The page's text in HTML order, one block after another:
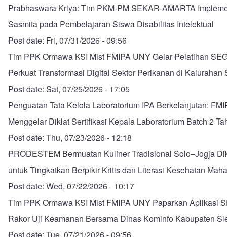
Prabhaswara Kriya: Tim PKM-PM SEKAR-AMARTA
Sasmita pada Pembelajaran Siswa Disabilitas Intelektual
Post date: Fri, 07/31/2026 - 09:56
Tim PPK Ormawa KSI Mist FMIPA UNY Gelar Pelatihan
Perkuat Transformasi Digital Sektor Perikanan di Kalurahan
Post date: Sat, 07/25/2026 - 17:05
Penguatan Tata Kelola Laboratorium IPA Berkelanjutan:
Menggelar Diklat Sertifikasi Kepala Laboratorium Batch 2
Post date: Thu, 07/23/2026 - 12:18
PRODESTEM Bermuatan Kuliner Tradisional Solo–Jogja
untuk Tingkatkan Berpikir Kritis dan Literasi Kesehatan
Post date: Wed, 07/22/2026 - 10:17
Tim PPK Ormawa KSI Mist FMIPA UNY Paparkan Aplikasi
Rakor Uji Keamanan Bersama Dinas Kominfo Kabupaten